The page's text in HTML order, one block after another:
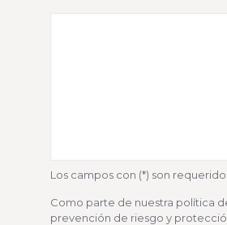
Los campos con (*) son
Como parte de nuestra política
prevención de riesgo y